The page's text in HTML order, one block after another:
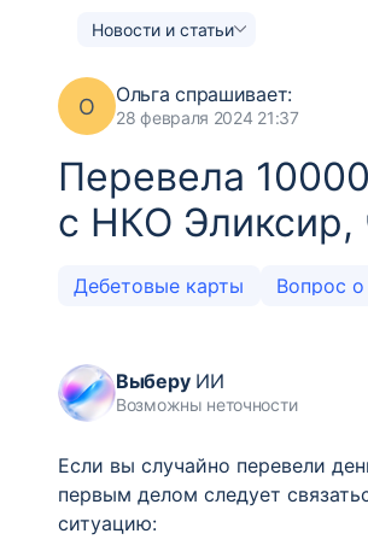
Новости и статьи
О Ольгаспрашивает:
28 февраля 2024 21:37
Перевела
с НКО Эликсир,
Дебетовые карты Вопрос
ВыберуИИ
Возможны неточности
Если вы случайно перевели
первым делом следует
ситуацию: